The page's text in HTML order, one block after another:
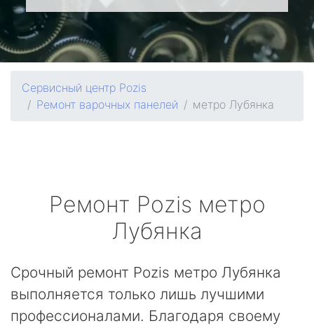
Сервисный центр Pozis
Ремонт варочных панелей
метро Лубянка
Ремонт Pozis метро
Лубянка
Срочный ремонт Pozis метро Лубянка
выполняется только лишь лучшими
профессионалами. Благодаря своему